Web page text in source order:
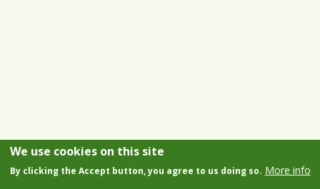
We use cookies on this site
By clicking the Accept button, you agree to us doing so. More info